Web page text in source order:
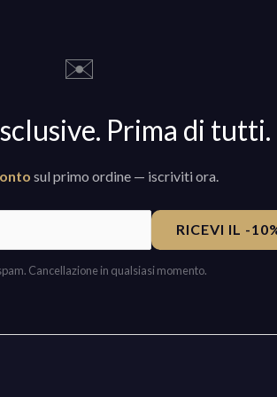
✉️
Prima di tutti.
sul primo ordine — iscriviti ora.
RICEVI IL -
Cancellazione in qualsiasi momento.